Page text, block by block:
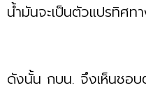
น้ำมันจะเป็นตัวแปรทิศท
ดังนั้น กบน. จึงเห็นชอบ